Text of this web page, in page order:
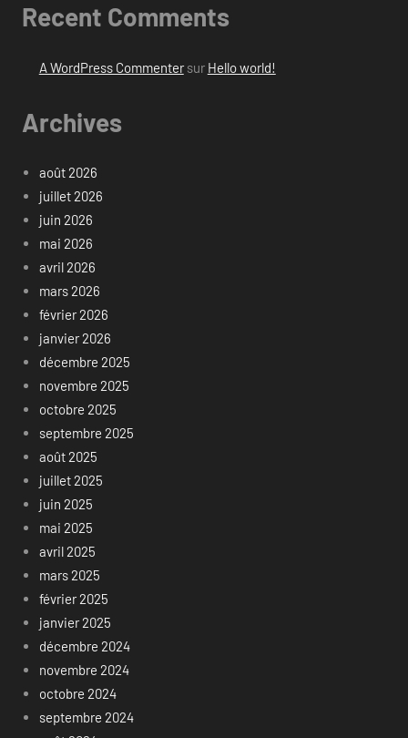
Recent Comments
A WordPress Commentersur Hello world!
Archives
août 2026
juillet 2026
juin 2026
mai 2026
avril 2026
mars 2026
février 2026
janvier 2026
décembre 2025
novembre 2025
octobre 2025
septembre 2025
août 2025
juillet 2025
juin 2025
mai 2025
avril 2025
mars 2025
février 2025
janvier 2025
décembre 2024
novembre 2024
octobre 2024
septembre 2024